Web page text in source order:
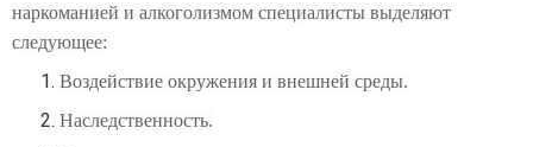
наркоманией и алкоголизмом специалисты выделяют
следующее:
Воздействие окружения и внешней среды.
Наследственность.